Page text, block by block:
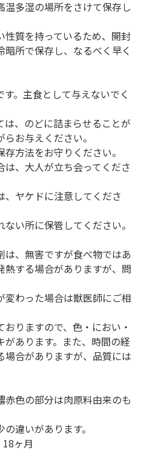
温多湿の場所をさけて保存し
質を持っているため、開封
所で保存し、なるべく早く
。主食として与えないでく
は、のどに詰まらせることが
お与えください。
方法をお守りください。
は、大人が立ち会ってくださ
、ヤケドに注意してくださ
い所に保管してください。
は、無害ですが食べ物ではあ
熱する場合がありますが、問
変わった場合は獣医師にご相
りますので、色・におい・
あります。また、時間の経
合がありますが、品質には
赤色の部分は肉原料由来のも
違いがあります。
18ヶ月